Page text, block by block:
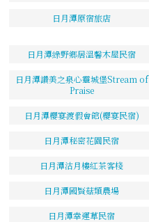
日月潭原宿旅店
日月潭綠野鄉居溫馨木屋民宿
日月潭讚美之泉心靈城堡Stream of
Praise
日月潭櫻宴渡假會館(櫻宴民宿)
日月潭秘密花園民宿
日月潭沽月樓紅茶客棧
日月潭國賢菇類農場
日月潭幸運草民宿